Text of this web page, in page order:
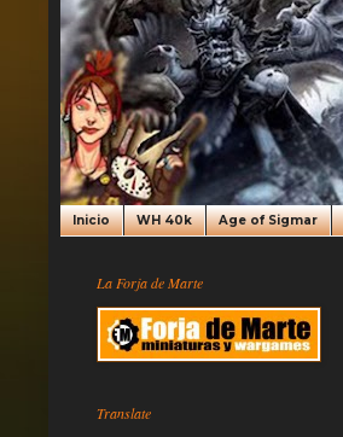
Inicio WH 40k Age of Sigmar
La Forja de Marte
Translate